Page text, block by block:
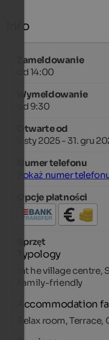
Info
Zameldowanie
od 14:00
Wymeldowanie
od 9:30
Otwarte od
1. sty 2025 - 31. gru
Numer telefonu
Pokaż numer
Opcje płatności
Sprzęt
Typology
Int he village
Family-friendly
Accommodation
Relax room,